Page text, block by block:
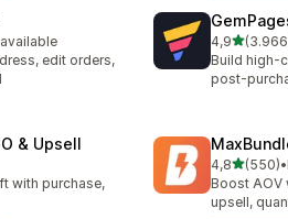
edit orders,
4,9stelle su
3966
Build high-
post-
& Upsell
with purchase,
4,8stelle su
(550)
550 •
Boost AOV
upsell,